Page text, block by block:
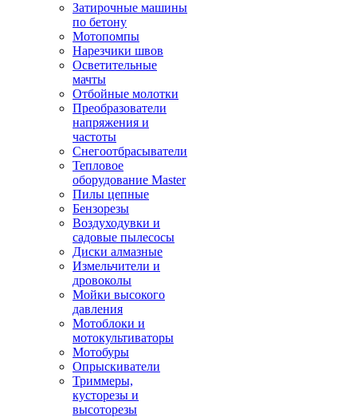
Затирочные машины
по бетону
Мотопомпы
Нарезчики швов
Осветительные
мачты
Отбойные молотки
Преобразователи
напряжения и
частоты
Снегоотбрасыватели
Тепловое
оборудование Master
Пилы цепные
Бензорезы
Воздуходувки и
садовые пылесосы
Диски алмазные
Измельчители и
дровоколы
Мойки высокого
давления
Мотоблоки и
мотокультиваторы
Мотобуры
Опрыскиватели
Триммеры,
кусторезы и
высоторезы